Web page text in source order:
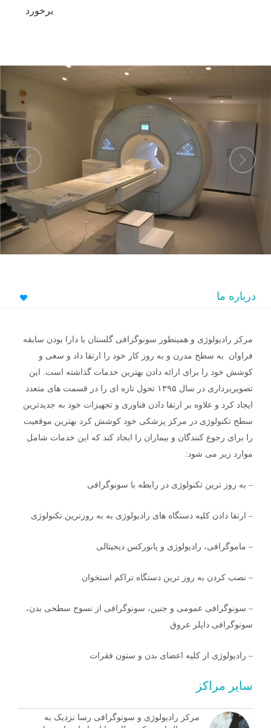
برخورد
درباره ما
مرکز رادیولوژی و همینطور سونوگرافی گلستان با دارا بودن سابقه
فراوان به سطح مدرن و به روز کار خود را ارتقا داد و سعی و
کوشش خود را برای ارائه دادن بهترین خدمات گذاشته است. این
تصویربرداری در سال ۱۳۹۵ تحول تازه ای را در قسمت های متعدد
ایجاد کرد و علاوه بر ارتقا دادن فناوری و تجهیزات خود به جدیدترین
سطح تکنولوژی در مرکز پزشکی خود کوشش کرد بهترین موقعیت
را برای رجوع کنندگان و بیماران را ایجاد کند که این خدمات شامل
موارد زیر می شود:
– به روز ترین تکنولوژی در رابطه با سونوگرافی
– ارتقا دادن کلیه دستگاه های رادیولوژی به به روزترین تکنولوژی
– ماموگرافی، رادیولوژی و پانورکس دیجیتالی
– نصب کردن به روز ترین دستگاه تراکم استخوان
– سونوگرافی عمومی و جنین، سونوگرافی از نسوج سطحی بدن،
سونوگرافی داپلر عروق
– رادیولوژی از کلیه اعضای بدن و ستون فقرات
سایر مراکز
مرکز رادیولوژی و سونوگرافی رسا نزدیک به